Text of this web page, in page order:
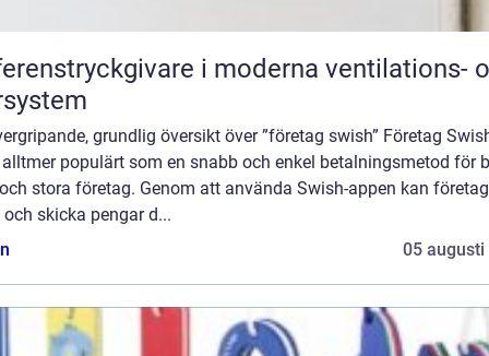
i moderna ventilations-
grundlig översikt över ”företag swish” Företag
populärt som en snabb och enkel betalningsmetod för
stora företag. Genom att använda Swish-appen kan
skicka pengar d...
05 augusti